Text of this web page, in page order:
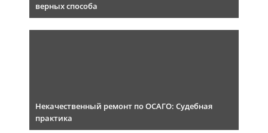
верных способа
Некачественный ремонт по ОСАГО: Судебная
практика